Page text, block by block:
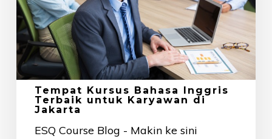
untuk
Karyawan
di
Jakarta
Tempat Kursus Bahasa Inggris
Terbaik untuk Karyawan di
Jakarta
ESQ Course Blog - Makin ke sini